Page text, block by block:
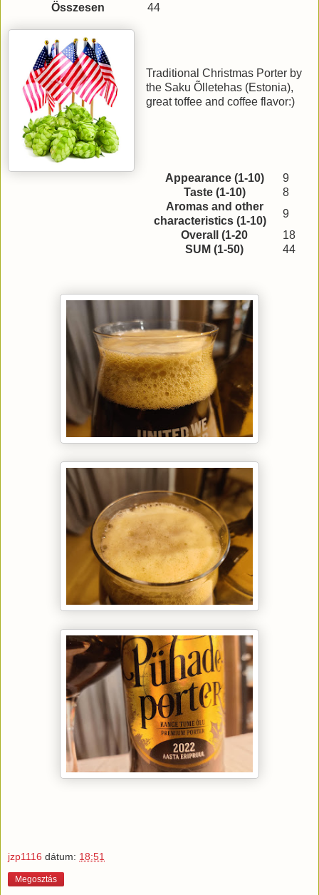
Összesen
44
Traditional Christmas Porter by
the Saku Õlletehas (Estonia),
great toffee and coffee flavor:)
Appearance (1-10)
9
Taste (1-10)
8
Aromas and other
characteristics (1-10)
9
Overall (1-20
18
SUM (1-50)
44
jzp1116 dátum: 18:51
Megosztás